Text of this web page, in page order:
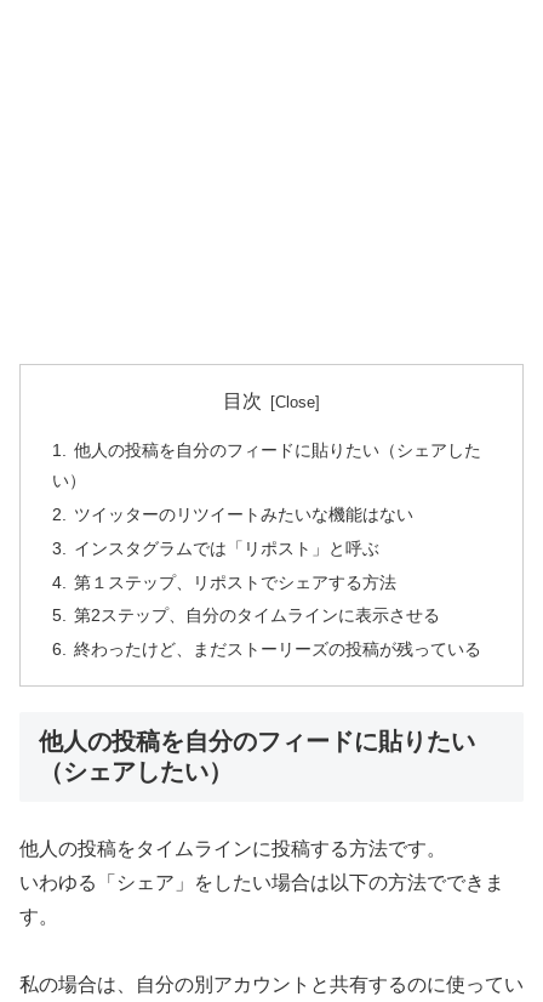
目次
他人の投稿を自分のフィードに貼りたい（シェアした
い）
ツイッターのリツイートみたいな機能はない
インスタグラムでは「リポスト」と呼ぶ
第１ステップ、リポストでシェアする方法
第2ステップ、自分のタイムラインに表示させる
終わったけど、まだストーリーズの投稿が残っている
他人の投稿を自分のフィードに貼りたい
（シェアしたい）
他人の投稿をタイムラインに投稿する方法です。
いわゆる「シェア」をしたい場合は以下の方法でできま
す。
私の場合は、自分の別アカウントと共有するのに使ってい